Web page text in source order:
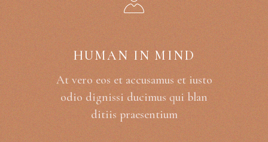
HUMAN IN MIND
At vero eos et accusamus et iusto
odio dignissi ducimus qui blan
ditiis praesentium